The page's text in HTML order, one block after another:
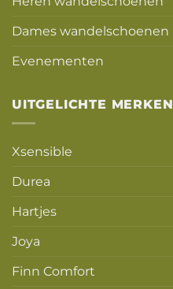
Dames wandelschoenen
Evenementen
UITGELICHTE MERKEN
Xsensible
Durea
Hartjes
Joya
Finn Comfort